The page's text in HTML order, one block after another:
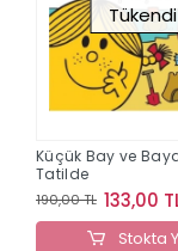
Tükendi
Küçük Bay ve
Tatilde
190,00 TL 133,00
Stokta